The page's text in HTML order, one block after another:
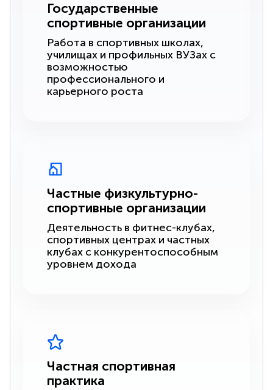
Государственные
спортивные организации
Работа в спортивных школах,
училищах и профильных ВУЗах с
возможностью
профессионального и
карьерного роста
Частные физкультурно-
спортивные организации
Деятельность в фитнес-клубах,
спортивных центрах и частных
клубах с конкурентоспособным
уровнем дохода
Частная спортивная
практика